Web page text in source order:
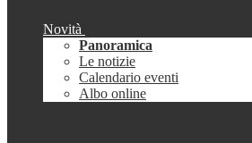
Novità
Panoramica
Le notizie
Calendario eventi
Albo online